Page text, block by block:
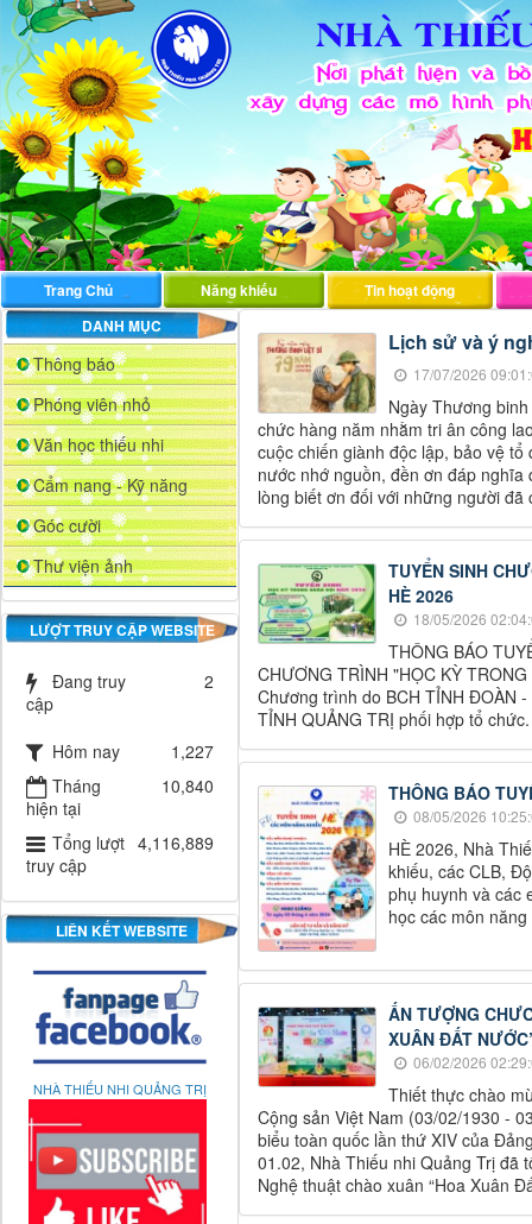
Trang Chủ Năng khiếu
Tin hoạt động
DANH MỤC
Thông báo
Phóng viên nhỏ
Văn học thiếu nhi
Cẩm nang - Kỹ năng
Góc cười
Thư viện ảnh
LƯỢT TRUY CẬP WEBSITE
Đang truy
cập
2
Hôm nay
1,227
Tháng
hiện tại
10,840
Tổng lượt
truy cập
4,116,889
LIÊN KẾT WEBSITE
NHÀ THIẾU NHI QUẢNG TRỊ
Lịch sử và ý
17/07/2026
Ngày Thương
chức hàng năm nhằm tri ân công
cuộc chiến giành độc lập, bảo vệ
nước nhớ nguồn, đền ơn đáp
lòng biết ơn đối với những người đã
TUYỂN SINH
HÈ 2026
18/05/2026
THÔNG BÁO
CHƯƠNG TRÌNH "HỌC KỲ
Chương trình do BCH TỈNH ĐOÀN
TỈNH QUẢNG TRỊ phối hợp tổ chức.​
THÔNG BÁO
08/05/2026
​HÈ 2026, Nhà
khiếu, các CLB,
phụ huynh và các
học các môn
ẤN TƯỢNG
XUÂN ĐẤT
06/02/2026
Thiết thực chào
Cộng sản Việt Nam (03/02/1930 -
biểu toàn quốc lần thứ XIV của
01.02, Nhà Thiếu nhi Quảng Trị đã
Nghệ thuật chào xuân “Hoa Xuân